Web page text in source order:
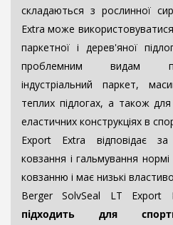
складаються з рослинної
Extra може
паркетної і дерев'яної
проблемним видам
індустріальний паркет,
теплих підлогах, а також
еластичних конструкціях в
Export Extra відповідає
ковзання і гальмування
ковзанню і має низькі
Berger SolvSeal LT
підходить для